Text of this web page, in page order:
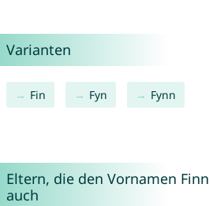
Varianten
Fin Fyn Fynn
Eltern, die den Vornamen
auch